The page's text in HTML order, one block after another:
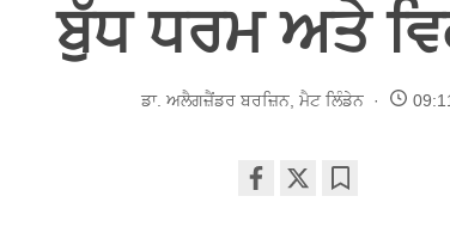
ਬੁੱਧ ਧਰਮ ਅਤੇ
ਡਾ. ਅਲੈਗਜ਼ੈਂਡਰ ਬਰਜ਼ਿਨ, ਮੈਟ ਲਿੰਡੇਨ